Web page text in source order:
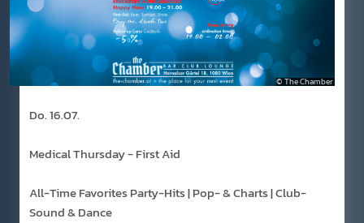
The Chamber
Do. 16.07.
Medical Thursday - First Aid
All-Time Favorites Party-Hits | Pop- & Charts | Club-
Sound & Dance